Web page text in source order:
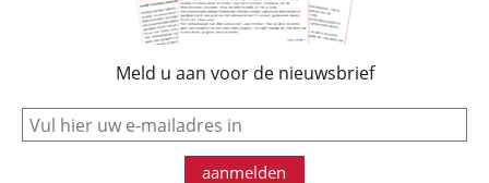
Meld u aan voor de nieuwsbrief
e-mail
aanmelden